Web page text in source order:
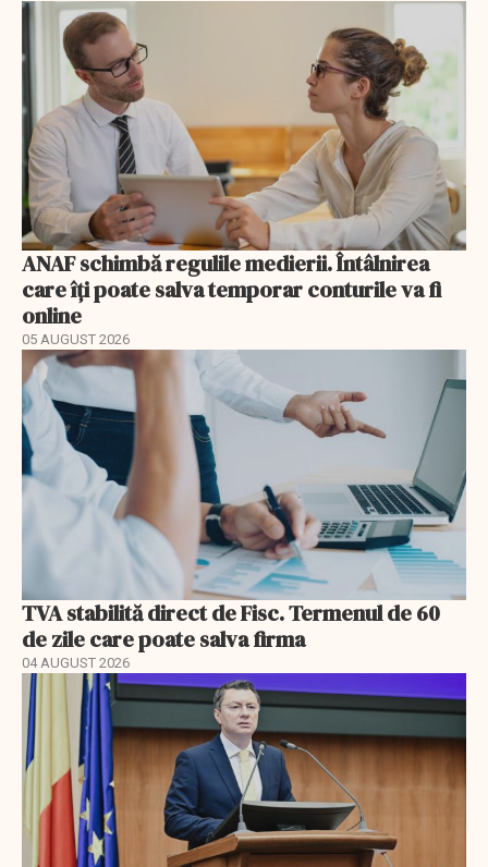
ANAF schimbă regulile medierii. Întâlnirea
care îți poate salva temporar conturile va fi
online
05 AUGUST 2026
TVA stabilită direct de Fisc. Termenul de 60
de zile care poate salva firma
04 AUGUST 2026